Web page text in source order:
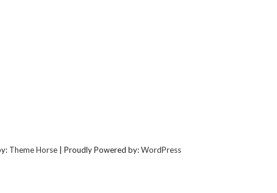
Theme Horse | Proudly Powered by:WordPress